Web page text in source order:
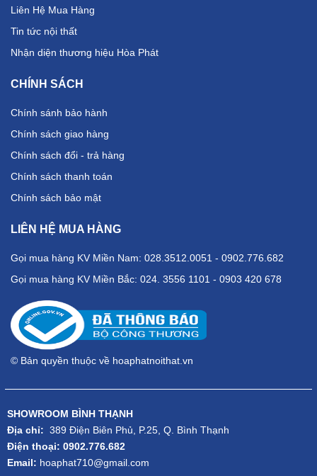
Liên Hệ Mua Hàng
Tin tức nội thất
Nhận diện thương hiệu Hòa Phát
CHÍNH SÁCH
Chính sánh bảo hành
Chính sách giao hàng
Chính sách đổi - trả hàng
Chính sách thanh toán
Chính sách bảo mật
LIÊN HỆ MUA HÀNG
Gọi mua hàng KV Miền Nam: 028.3512.0051 - 0902.776.682
Gọi mua hàng KV Miền Bắc: 024. 3556 1101 - 0903 420 678
© Bản quyền thuộc về hoaphatnoithat.vn
SHOWROOM BÌNH THẠNH
Địa chỉ: 389 Điện Biên Phủ, P.25, Q. Bình Thạnh
Điện thoại: 0902.776.682
Email: hoaphat710@gmail.com